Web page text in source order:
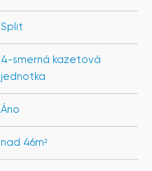
Split
4-smerná kazetová
jednotka
Áno
nad 46m²